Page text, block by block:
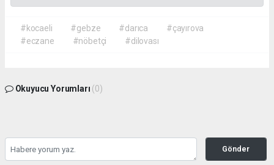
#kocaeli #gebze #darıca
#çayırova
#eczane
#nöbetçi #dilovası
Okuyucu Yorumları (0)
Gönder